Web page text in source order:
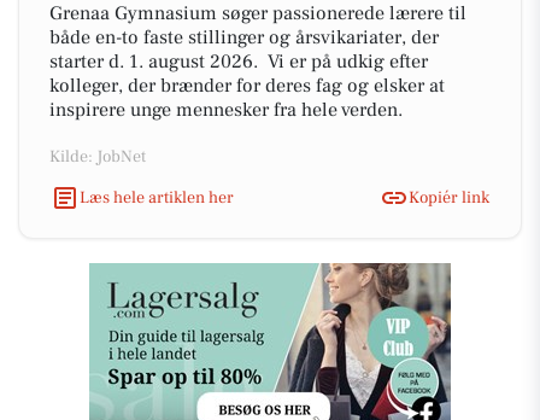
Grenaa Gymnasium søger passionerede lærere til
både en-to faste stillinger og årsvikariater, der
starter d. 1. august 2026. Vi er på udkig efter
kolleger, der brænder for deres fag og elsker at
inspirere unge mennesker fra hele verden.
Kilde: JobNet
Læs hele artiklen her
Kopiér link